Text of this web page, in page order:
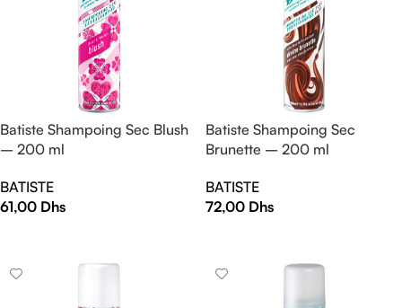
Batiste Shampoing Sec Blush
– 200 ml
BATISTE
61,00 Dhs
Batiste Shampoing Sec
Brunette – 200 ml
BATISTE
72,00 Dhs